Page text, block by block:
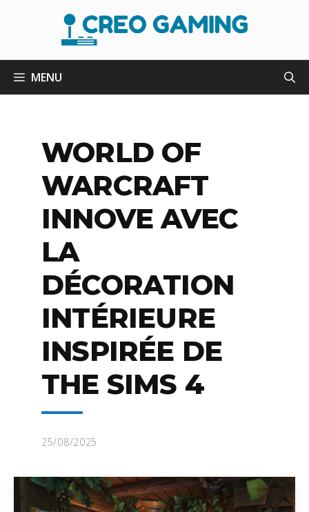
MENU
WORLD OF
WARCRAFT
INNOVE AVEC
LA
DÉCORATION
INTÉRIEURE
INSPIRÉE DE
THE SIMS 4
25/08/2025